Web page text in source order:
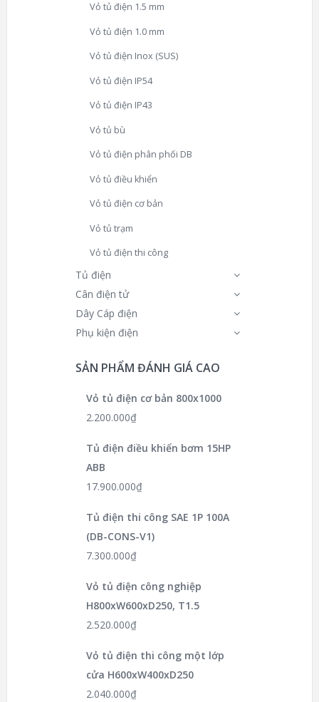
Vỏ tủ điện 1.5 mm
Vỏ tủ điện 1.0 mm
Vỏ tủ điện Inox (SUS)
Vỏ tủ điện IP54
Vỏ tủ điện IP43
Vỏ tủ bù
Vỏ tủ điện phân phối DB
Vỏ tủ điều khiển
Vỏ tủ điện cơ bản
Vỏ tủ trạm
Vỏ tủ điện thi công
Tủ điện
Cân điện tử
Dây Cáp điện
Phụ kiện điện
SẢN PHẨM ĐÁNH GIÁ CAO
Vỏ tủ điện cơ bản 800x1000
2.200.000₫
Tủ điện điều khiển bơm 15HP
ABB
17.900.000₫
Tủ điện thi công SAE 1P 100A
(DB-CONS-V1)
7.300.000₫
Vỏ tủ điện công nghiệp
H800xW600xD250, T1.5
2.520.000₫
Vỏ tủ điện thi công một lớp
cửa H600xW400xD250
2.040.000₫